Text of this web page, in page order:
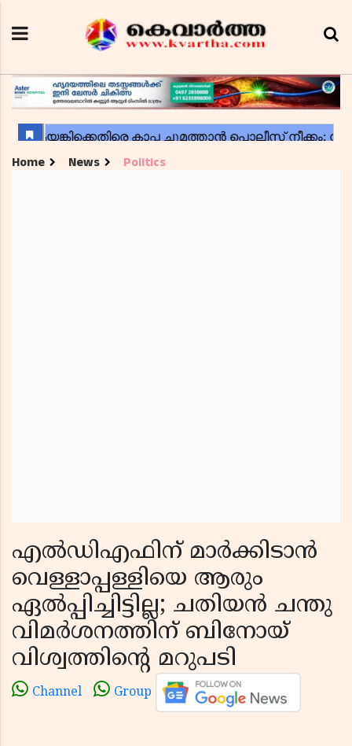
Home News Politics
എൽഡിഎഫിന് മാർക്കിടാൻ
വെള്ളാപ്പള്ളിയെ ആരും
ഏൽപ്പിച്ചിട്ടില്ല; ചതിയൻ ചന്തു
വിമർശനത്തിന് ബിനോയ്
വിശ്വത്തിന്റെ മറുപടി
Channel Group